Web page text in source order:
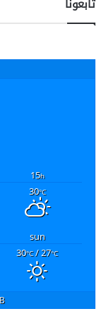
تابعونا
15h
30°C
sun
30°C/ 27°C